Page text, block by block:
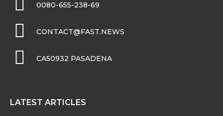
0080-655-238-69
CONTACT@FAST.NEWS
CA50932 PASADENA
LATEST ARTICLES